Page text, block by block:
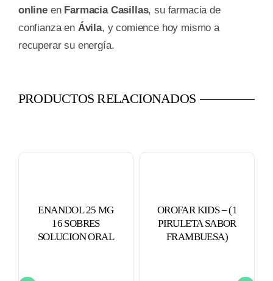
onlineen Farmacia Casillas, su farmacia de
confianza en Ávila, y comience hoy mismo a
recuperar su energía.
PRODUCTOS RELACIONADOS
ENANDOL 25 MG
16 SOBRES
SOLUCION ORAL
OROFAR KIDS – (1
PIRULETA SABOR
FRAMBUESA)